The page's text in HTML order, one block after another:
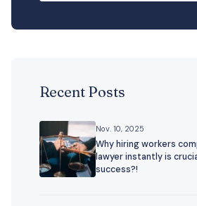
Recent Posts
Nov. 10, 2025
Why hiring workers
lawyer instantly is
success?!